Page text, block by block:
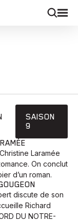
SAISON
9
Laramée
On conclut
d’un roman.
discute de son
Richard
DU NOTRE-